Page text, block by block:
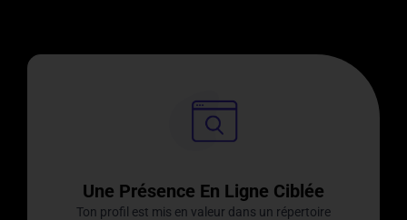
Une Présence En Ligne Ciblée
Ton profil est mis en valeur dans un répertoire